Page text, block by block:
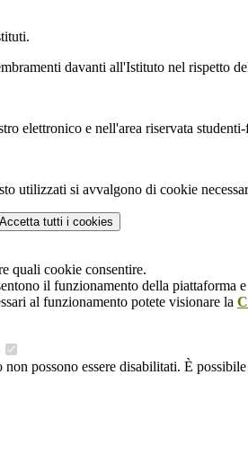
davanti all'Istituto nel rispetto
elettronico e nell'area riservata
utilizzati si avvalgono di cookie
Accetta tutti i cookies
quali cookie consentire.
il funzionamento della piattaforma
al funzionamento potete visionare la
possono essere disabilitati. È